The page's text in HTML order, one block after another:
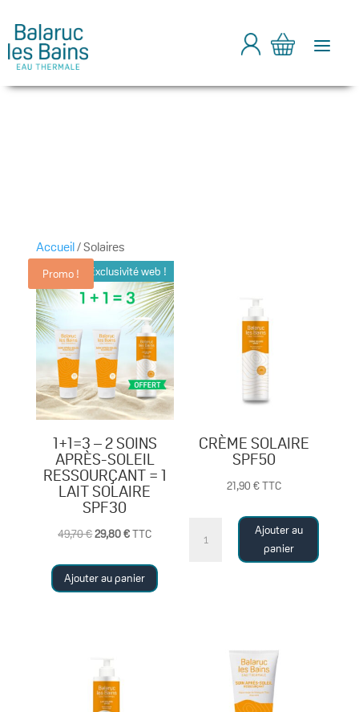
a
Accueil/ Solaires
Promo !
1+1=3 – 2 SOINS
APRÈS-SOLEIL
RESSOURÇANT = 1
LAIT SOLAIRE
SPF30
49,70€Le
initial
était :
29,80€Le
actuel
est :
TTC
Ajouter au panier
CRÈME SOLAIRE
SPF50
21,90€TTC
quantité
de
Ajouter au
panier